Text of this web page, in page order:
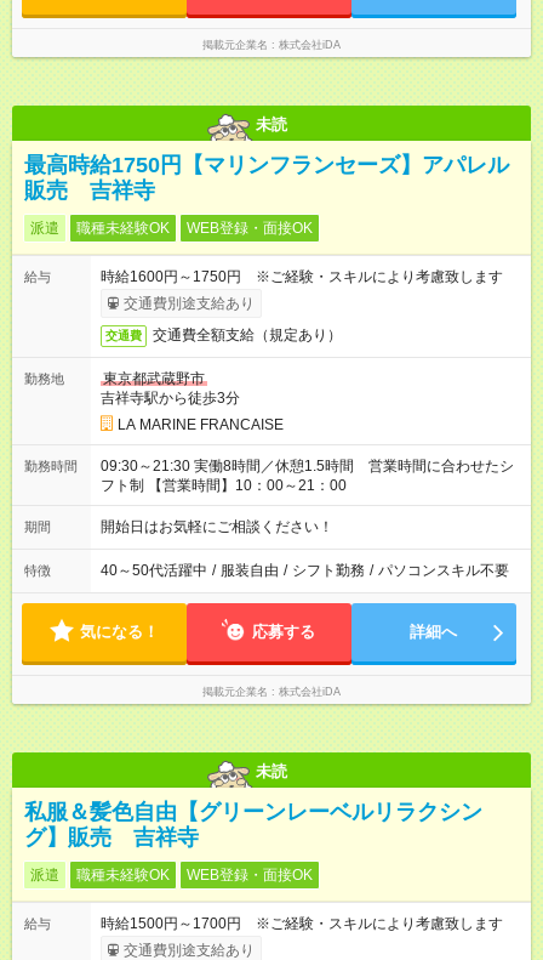
掲載元企業名 株式会社iDA
未読
最高時給1750円【マリンフランセーズ】アパレル
販売 吉祥寺
派遣 職種未経験OK WEB登録・面接OK
給与
時給1600円～1750円 ※ご経験・スキルにより考慮致します
交通費別途支給あり
交通費 交通費全額支給（規定あり）
勤務地
東京都武蔵野市
吉祥寺駅から徒歩3分
LA MARINE FRANCAISE
勤務時間
09:30～21:30 実働8時間／休憩1.5時間 営業時間に合わせたシ
フト制 【営業時間】10：00～21：00
期間 開始日はお気軽にご相談ください！
特徴 40～50代活躍中 / 服装自由 / シフト勤務 / パソコンスキル不要
気になる！ 応募する 詳細へ
掲載元企業名 株式会社iDA
未読
私服＆髪色自由【グリーンレーベルリラクシン
グ】販売 吉祥寺
派遣 職種未経験OK WEB登録・面接OK
給与
時給1500円～1700円 ※ご経験・スキルにより考慮致します
交通費別途支給あり